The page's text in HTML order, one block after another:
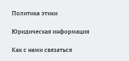
Политика этики
Юридическая информация
Как с нами связаться